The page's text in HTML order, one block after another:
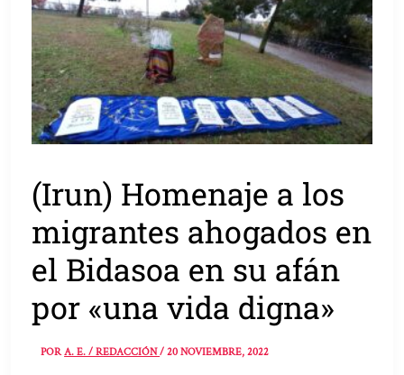
(Irun) Homenaje a los
migrantes ahogados en
el Bidasoa en su afán
por «una vida digna»
PORA. E. / REDACCIÓN/20 NOVIEMBRE, 2022